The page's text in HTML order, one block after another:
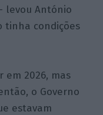
levou António
tinha condições
2026, mas
o Governo
estavam